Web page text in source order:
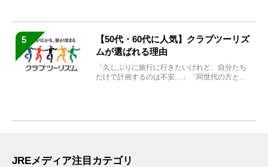
5
【50代・60代に人気】クラブツーリズ
ムが選ばれる理由
「久しぶりに旅行に行きたいけれど、自分たち
だけで計画するのは不安…」「同世代の方と気
JREメディア注目カテゴリ